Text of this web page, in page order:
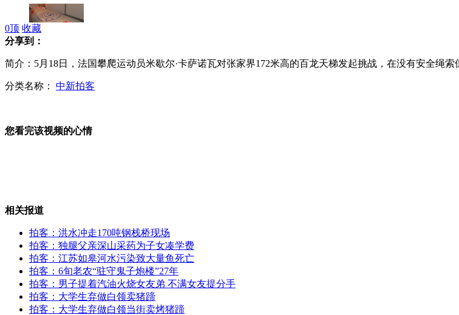
梅州蕉岭暴雨水灾 洪灾突至水库决堤
为抢3元钱 12岁少年刀刺15岁男生
0顶 收藏
分享到：
简介：5月18日，法国攀爬运动员米歇尔·卡萨诺瓦对张家界172米高的百龙天梯发起挑战，在没有安全绳索
分类名称： 中新拍客
您看完该视频的心情
相关报道
拍客：洪水冲走170吨钢栈桥现场
拍客：独腿父亲深山采药为子女凑学费
拍客：江苏如皋河水污染致大量鱼死亡
拍客：6旬老农“驻守鬼子炮楼”27年
拍客：男子提着汽油火烧女友弟 不满女友提分手
拍客：大学生弃做白领卖猪蹄
拍客：大学生弃做白领当街卖烤猪蹄